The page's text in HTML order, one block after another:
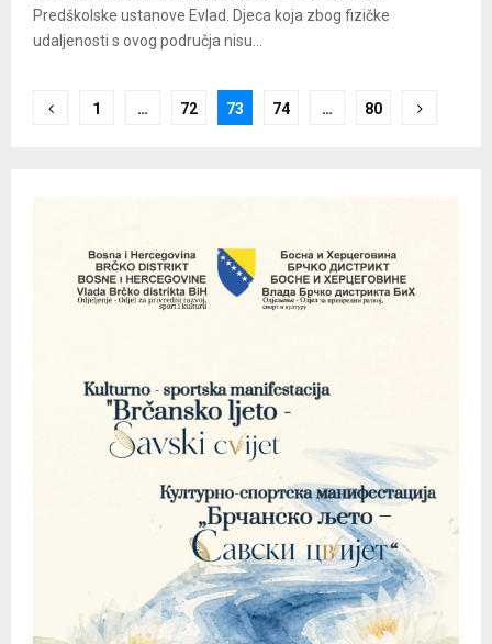
Predškolske ustanove Evlad. Djeca koja zbog fizičke
udaljenosti s ovog područja nisu...
Posts
1 … 72 73 74 … 80